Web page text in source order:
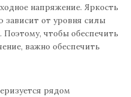
напряжение. Яркость
зависит от уровня силы
Поэтому, чтобы обеспечить
важно обеспечить
рядом